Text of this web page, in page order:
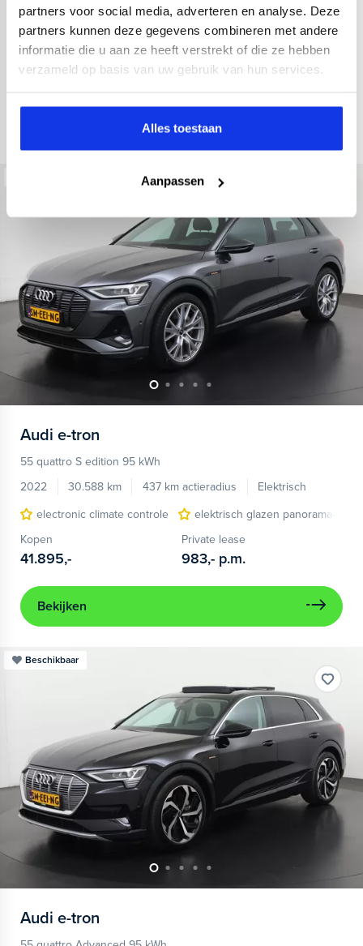
partners voor social media, adverteren en analyse. Deze
partners kunnen deze gegevens combineren met andere
informatie die u aan ze heeft verstrekt of die ze hebben
verzameld op basis van uw gebruik van hun services.
Alles toestaan
Aanpassen
Hybride benzine
Automaat
achteruitrijcamera
Apple Carplay/Android Auto
Kopen
Op aanvraag
Audi e-tron
55 quattro S edition 95 kWh
2022
30.588 km 437 km actieradius
Elektrisch
electronic climate controle
elektrisch glazen panorama-dak
Kopen
41.895,-
Private lease
983,- p.m.
Bekijken
Beschikbaar
Audi e-tron